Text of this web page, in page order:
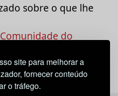
site para melhorar a
fornecer conteúdo
o tráfego.
sobre o que lhe
do